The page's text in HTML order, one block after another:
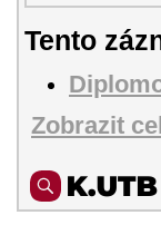
Tento
Zobrazit